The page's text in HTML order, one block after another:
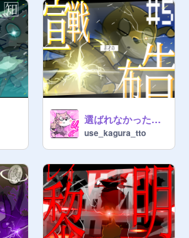
選ばれなかった僕達へ #5 サムネ
use_kagura_tto